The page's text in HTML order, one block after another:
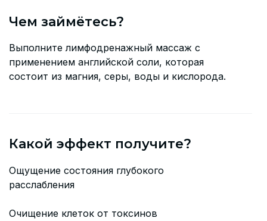
Чем займётесь?
Выполните лимфодренажный массаж c
применением английской соли, которая
состоит из магния, серы, воды и кислорода.
Какой эффект получите?
Ощущение состояния глубокого
расслабления
Очищение клеток от токсинов